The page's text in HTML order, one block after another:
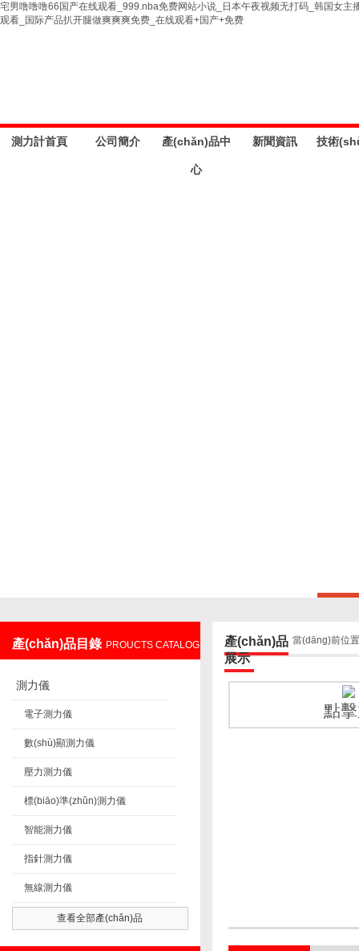
宅男噜噜噜66国产在线观看_999.nba免费网站小说_日本午夜视频无打码_韩国女
观看_国际产品扒开腿做爽爽爽免费_在线观看+国产+免费
測力計首頁 公司簡介 產(chǎn)品中
心
新聞資訊 技術
產(chǎn)品目錄 PROUCTS CATALOG
測力儀
電子測力儀
數(shù)顯測力儀
壓力測力儀
標(biāo)準(zhǔn)測力儀
智能測力儀
指針測力儀
無線測力儀
查看全部產(chǎn)品
當(dāng)前位
產(chǎn)品
展示
點